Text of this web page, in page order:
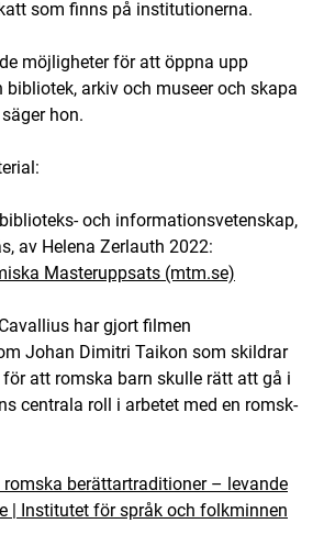
som finns på institutionerna.
möjligheter för att öppna upp
bibliotek, arkiv och museer och skapa
hon.
och informationsvetenskap,
av Helena Zerlauth 2022:
Masteruppsats (mtm.se)
har gjort filmen
Johan Dimitri Taikon som skildrar
att romska barn skulle rätt att gå i
centrala roll i arbetet med en romsk-
berättartraditioner – levande
| Institutet för språk och folkminnen